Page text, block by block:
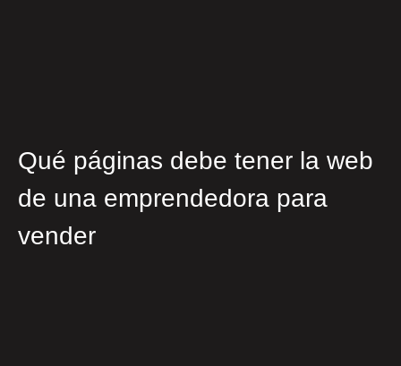
Qué páginas debe tener la web
de una emprendedora para
vender